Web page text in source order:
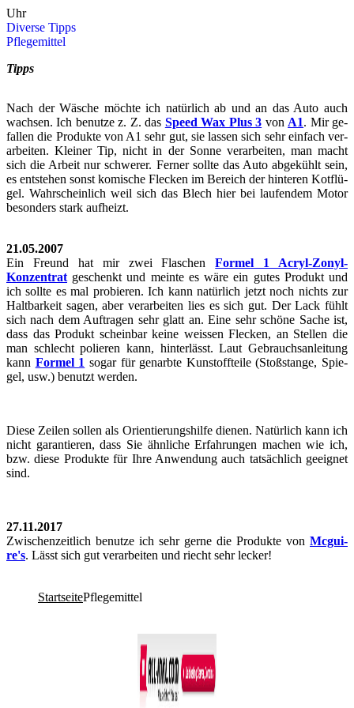
Uhr
Di­ver­se Tipps
Pfle­ge­mit­tel
Tipps
Nach der Wä­sche möch­te ich na­tür­lich ab und an das Auto auch
wach­sen. Ich be­nut­ze z. Z. das Speed Wax Plus 3 von A1. Mir ge­
fal­len die Pro­duk­te von A1 sehr gut, sie las­sen sich sehr ein­fach ver­
ar­bei­ten. Klei­ner Tip, nicht in der Sonne ver­ar­bei­ten, man macht
sich die Ar­beit nur schwe­rer. Fer­ner soll­te das Auto ab­ge­kühlt sein,
es ent­ste­hen sonst ko­mi­sche Fle­cken im Be­reich der hin­te­ren Kot­flü­
gel. Wahr­schein­lich weil sich das Blech hier bei lau­fen­dem Motor
be­son­ders stark auf­heizt.
21.05.2007
Ein Freund hat mir zwei Fla­schenFor­mel 1 Acryl-​​​​​Zonyl-
Konzentrat ge­schenkt und mein­te es wäre ein gutes Pro­dukt und
ich soll­te es mal pro­bie­ren. Ich kann na­tür­lich jetzt noch nichts zur
Halt­bar­keit sagen, aber ver­ar­bei­ten lies es sich gut. Der Lack fühlt
sich nach dem Auf­tra­gen sehr glatt an. Eine sehr schö­ne Sache ist,
dass das Pro­dukt schein­bar keine weis­sen Fle­cken, an Stel­len die
man schlecht po­lie­ren kann, hin­ter­lässt. Laut Ge­brauchs­an­lei­tung
kann For­mel 1 sogar für ge­narb­te Kunstoff­tei­le (Stoß­stan­ge, Spie­
gel, usw.) be­nutzt wer­den.
Diese Zei­len sol­len als Ori­en­tie­rungs­hil­fe die­nen. Na­tür­lich kann ich
nicht ga­ran­tie­ren, dass Sie ähn­li­che Er­fah­run­gen ma­chen wie ich,
bzw. diese Pro­duk­te für Ihre An­wen­dung auch tat­säch­lich ge­eig­net
sind.
27.11.2017
Zwi­schen­zeit­lich be­nut­ze ich sehr gerne die Pro­duk­te von Mc­gui­
re's. Lässt sich gut ver­ar­bei­ten und riecht sehr le­cker!
StartseitePflegemittel